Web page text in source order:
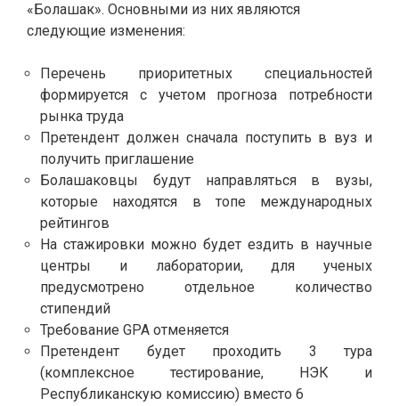
«Болашак». Основными из них являются
следующие изменения:
Перечень приоритетных специальностей
формируется с учетом прогноза потребности
рынка труда
Претендент должен сначала поступить в вуз и
получить приглашение
Болашаковцы будут направляться в вузы,
которые находятся в топе международных
рейтингов
На стажировки можно будет ездить в научные
центры и лаборатории, для ученых
предусмотрено отдельное количество
стипендий
Требование GPA отменяется
Претендент будет проходить 3 тура
(комплексное тестирование, НЭК и
Республиканскую комиссию) вместо 6